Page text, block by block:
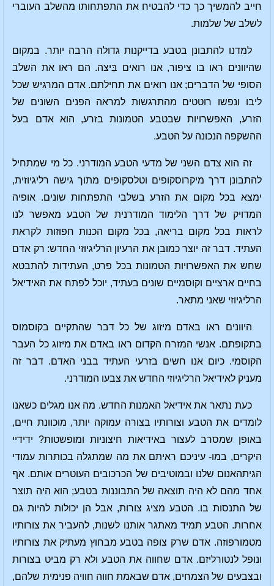
חייב להמשיך כך כדי להבטיח את התפתחותו מהשלב העוברי
לשלב של שלמות.
למדנו להתבונן בטבע בדייקנות גדולה הרבה יותר. במקום
שהיוונים ראו בו ציפור, אנו רואים בֵּיצה. הם ראו את השלב
הסופי של הדברים; אנו רואים את תחילתם. אדם המרגיש שכל
ליבו ונפשו רוטטים מהתרגשות למראה הפנים השונים של
הזרע, האפשרויות שבטבע הטמונות בזרע, הוא אדם בעל
ההשקפה הנכונה על הטבע.
זה הוא צדם השני של מדעי הטבע המודרני. כל מי שמתחיל
להתבונן דרך מיקרוסקופים וטלסקופים מתוך גישה רליגיוזית,
ימצא בכל מקום את הזרע בשלבי התפתחות שונים. אופיה
המדויק של דרך הלימוד המודרנית של הטבע מאפשר לנו
לראות בכל מקום בריאה, בכל מקום הכנות חפוזות לקראת
העתיד. דבר זה יוצר כמובן את הרעיון הרליגיוזי החדש: רק אדם
שחש את האפשרויות הטמונות בכל פרט, העתידות להתבטא
בחיים ארציים וקוסמיים שונים בעתיד, יוכל לפתח את האידיאל
הרליגיוזי שאני מתאר.
היוונים ראו באדם מיזוג של כל דבר שהתקיים בקוסמוס
בתקופתם. אנשי המזרח הקדום ראו באדם את מיזוג כל העבר
הקוסמי. כיום אנו חשים בזרעי העתיד בבני האדם. דבר זה
מעניק לאידיאל הרליגיוזי החדש את צבעו המודרני.
כעת נתאר את אידיאל האמנות החדש. מה אנו מגלים כשאנו
לומדים את הטבע וצורותיו בצורה עמוקה יותר, מוכוונת חיים,
באופן שמסרב לעצור באידיאות חיצוניות ומופשטות? ידידיי
היקרים, במו- עיניכם ראיתם את מה שמתגלה בכותרות עמודי
הגיתהאנום שלנו ובמוטיבים של הכרכובים העוטרים אותם. אף
אחד מהם לא היה תוצאה של התבוננות בטבע; הוא היה תוצר
של התנסות בו. הטבע מציג צורות, אבל הן יכולות להיות גם
אחרות. הטבע תמיד מאתגר אותנו לשנות, להעביר את צורותיו
מטמורפוזה. אדם שרק צופה בטבע מבחוץ מעתיק את צורותיו
ונופל לנטורליזם. אדם שחווה את הטבע ולא רק מביט בצורות
ובצבעים של הצמחים, אדם שבאמת חווה חוויה פנימית שלהם,